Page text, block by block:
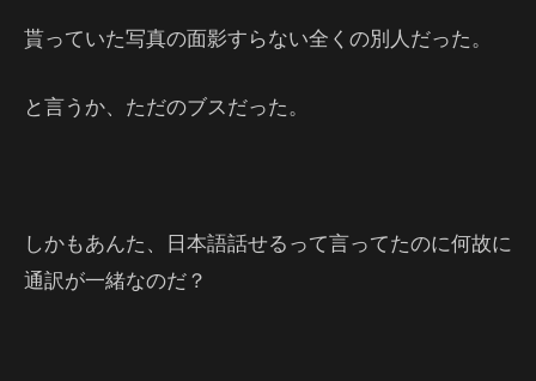
貰っていた写真の面影すらない全くの別人だった。
と言うか、ただのブスだった。
しかもあんた、日本語話せるって言ってたのに何故に
通訳が一緒なのだ？